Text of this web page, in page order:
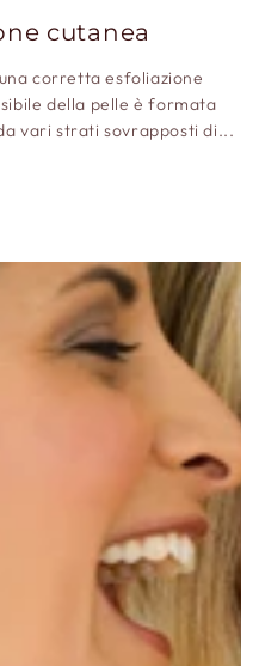
cutanea
corretta esfoliazione
della pelle è formata
vari strati sovrapposti di...